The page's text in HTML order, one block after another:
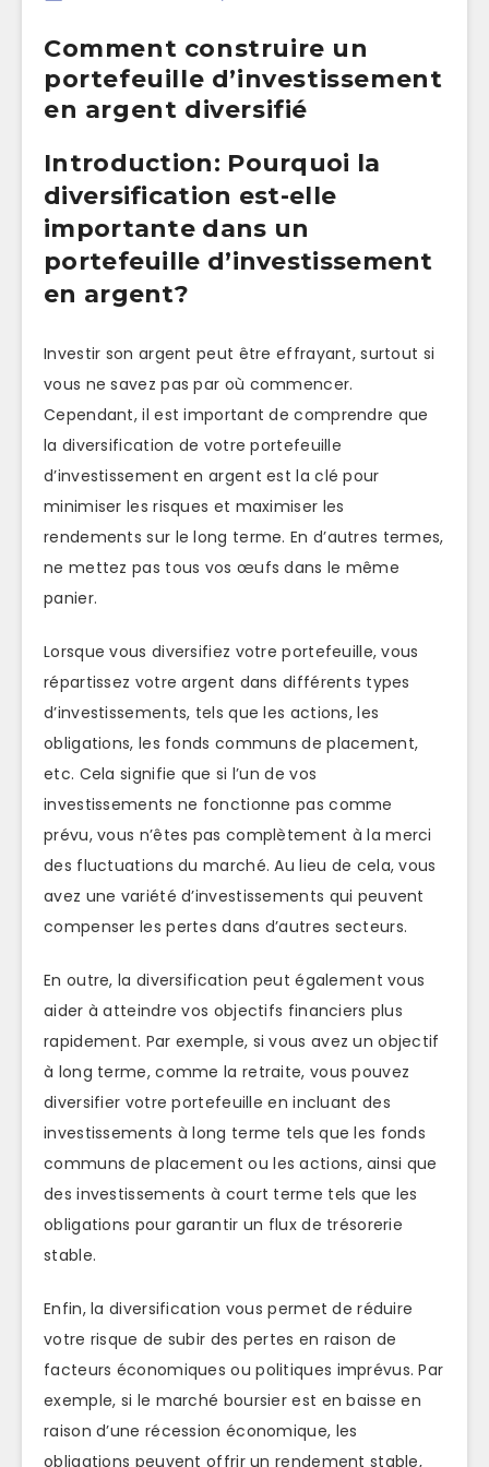
Comment construire un
portefeuille d’investissement
en argent diversifié
Introduction: Pourquoi la
diversification est-elle
importante dans un
portefeuille d’investissement
en argent?
Investir son argent peut être effrayant, surtout si
vous ne savez pas par où commencer.
Cependant, il est important de comprendre que
la diversification de votre portefeuille
d’investissement en argent est la clé pour
minimiser les risques et maximiser les
rendements sur le long terme. En d’autres termes,
ne mettez pas tous vos œufs dans le même
panier.
Lorsque vous diversifiez votre portefeuille, vous
répartissez votre argent dans différents types
d’investissements, tels que les actions, les
obligations, les fonds communs de placement,
etc. Cela signifie que si l’un de vos
investissements ne fonctionne pas comme
prévu, vous n’êtes pas complètement à la merci
des fluctuations du marché. Au lieu de cela, vous
avez une variété d’investissements qui peuvent
compenser les pertes dans d’autres secteurs.
En outre, la diversification peut également vous
aider à atteindre vos objectifs financiers plus
rapidement. Par exemple, si vous avez un objectif
à long terme, comme la retraite, vous pouvez
diversifier votre portefeuille en incluant des
investissements à long terme tels que les fonds
communs de placement ou les actions, ainsi que
des investissements à court terme tels que les
obligations pour garantir un flux de trésorerie
stable.
Enfin, la diversification vous permet de réduire
votre risque de subir des pertes en raison de
facteurs économiques ou politiques imprévus. Par
exemple, si le marché boursier est en baisse en
raison d’une récession économique, les
obligations peuvent offrir un rendement stable,